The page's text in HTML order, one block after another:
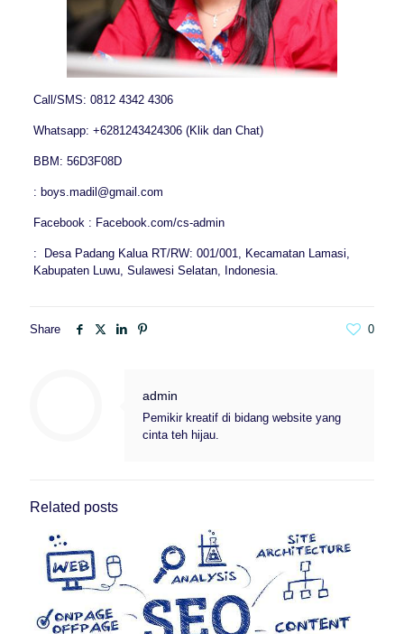
Call/SMS: 0812 4342 4306
Whatsapp: +6281243424306 (Klik dan Chat)
BBM: 56D3F08D
: boys.madil@gmail.com
Facebook : Facebook.com/cs-admin
: Desa Padang Kalua RT/RW: 001/001, Kecamatan Lamasi,
Kabupaten Luwu, Sulawesi Selatan, Indonesia.
Share 0
admin
Pemikir kreatif di bidang website yang
cinta teh hijau.
Related posts